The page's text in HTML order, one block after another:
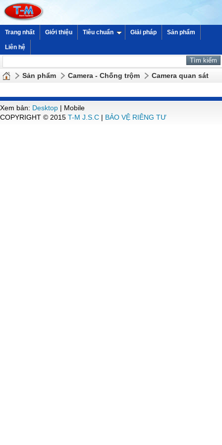
Trang nhất Giới thiệu Tiêu chuẩn Giải pháp Sản phẩm
Liên hệ
Sản phẩm Camera - Chống trộm Camera quan sát
Xem bản: Desktop | Mobile
COPYRIGHT © 2015 T-M J.S.C | BẢO VỆ RIÊNG TƯ